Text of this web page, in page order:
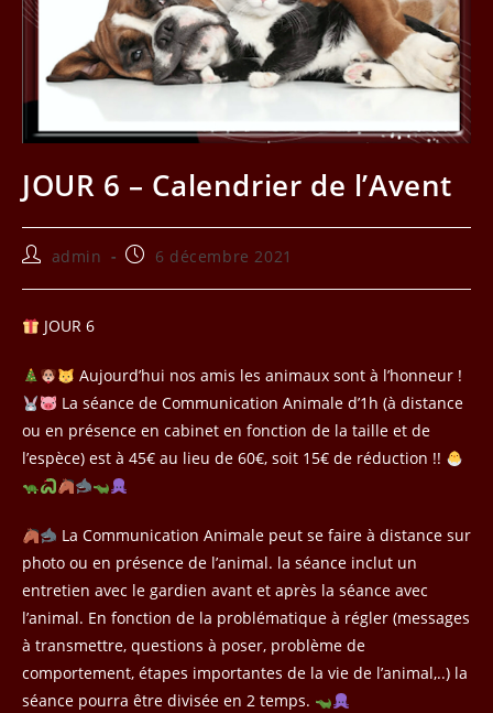
JOUR 6 – Calendrier de l’Avent
Auteur/autrice
la
publication :
admin
Publication
6 décembre 2021
JOUR 6
Aujourd’hui nos amis les animaux sont à l’honneur !
La séance de Communication Animale d’1h (à distance
ou en présence en cabinet en fonction de la taille et de
l’espèce) est à 45€ au lieu de 60€, soit 15€ de réduction !!
La Communication Animale peut se faire à distance sur
photo ou en présence de l’animal. la séance inclut un
entretien avec le gardien avant et après la séance avec
l’animal. En fonction de la problématique à régler (messages
à transmettre, questions à poser, problème de
comportement, étapes importantes de la vie de l’animal,..) la
séance pourra être divisée en 2 temps.